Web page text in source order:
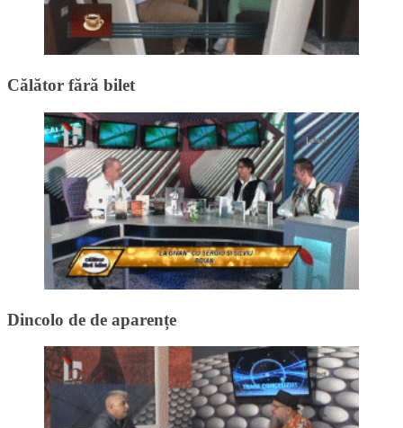
Călător fără bilet
Dincolo de de aparențe